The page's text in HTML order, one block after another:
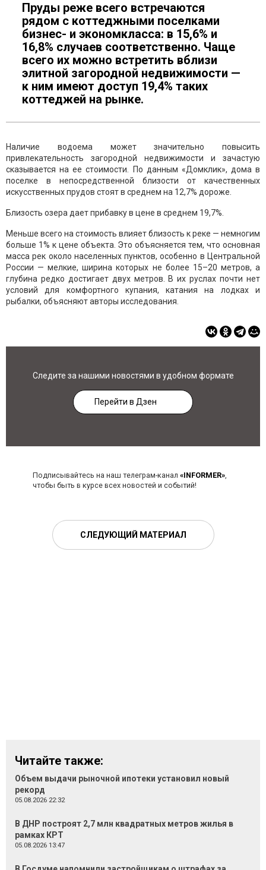
Пруды реже всего встречаются
рядом с коттеджными поселками
бизнес- и экономкласса: в 15,6% и
16,8% случаев соответственно. Чаще
всего их можно встретить вблизи
элитной загородной недвижимости —
к ним имеют доступ 19,4% таких
коттеджей на рынке.
Наличие водоема может значительно повысить
привлекательность загородной недвижимости и зачастую
сказывается на ее стоимости. По данным «Домклик», дома в
поселке в непосредственной близости от качественных
искусственных прудов стоят в среднем на 12,7% дороже.
Близость озера дает прибавку в цене в среднем 19,7%.
Меньше всего на стоимость влияет близость к реке — немногим
больше 1% к цене объекта. Это объясняется тем, что основная
масса рек около населенных пунктов, особенно в Центральной
России — мелкие, ширина которых не более 15–20 метров, а
глубина редко достигает двух метров. В их руслах почти нет
условий для комфортного купания, катания на лодках и
рыбалки, объясняют авторы исследования.
Следите за нашими новостями в удобном формате
Перейти в Дзен
Подписывайтесь на наш телеграм-канал «INFORMER»,
чтобы быть в курсе всех новостей и событий!
СЛЕДУЮЩИЙ МАТЕРИАЛ
Читайте также:
Объем выдачи рыночной ипотеки установил новый
рекорд
05.08.2026 22:32
В ДНР построят 2,7 млн квадратных метров жилья в
рамках КРТ
05.08.2026 13:47